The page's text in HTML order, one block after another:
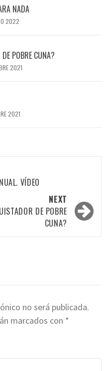
NADA
2022
POBRE CUNA?
2021
2021
VÍDEO
NEXT
DE POBRE
CUNA?
no será publicada.
marcados con *